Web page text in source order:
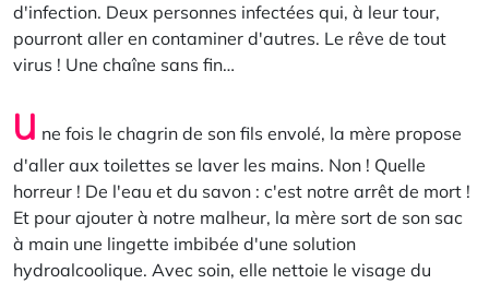
d'infection. Deux personnes infectées qui, à leur tour,
pourront aller en contaminer d'autres. Le rêve de tout
virus ! Une chaîne sans fin…
U ne fois le chagrin de son fils envolé, la mère propose
d'aller aux toilettes se laver les mains. Non ! Quelle
horreur ! De l'eau et du savon : c'est notre arrêt de mort !
Et pour ajouter à notre malheur, la mère sort de son sac
à main une lingette imbibée d'une solution
hydroalcoolique. Avec soin, elle nettoie le visage du